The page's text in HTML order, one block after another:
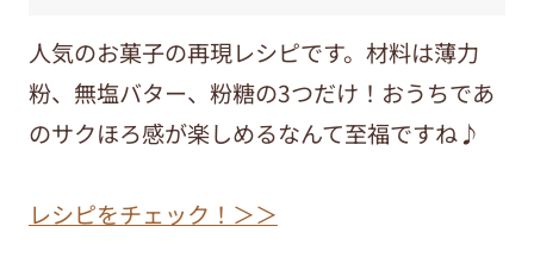
人気のお菓子の再現レシピです。材料は薄力
粉、無塩バター、粉糖の3つだけ！おうちであ
のサクほろ感が楽しめるなんて至福ですね♪
レシピをチェック！＞＞